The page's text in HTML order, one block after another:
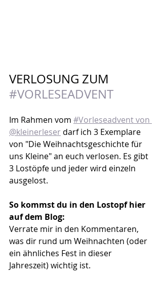
VERLOSUNG ZUM
#VORLESEADVENT
Im Rahmen vom #Vorleseadvent von
@kleinerleser darf ich 3 Exemplare
von "Die Weihnachtsgeschichte für
uns Kleine" an euch verlosen. Es gibt
3 Lostöpfe und jeder wird einzeln
ausgelost.
So kommst du in den Lostopf hier
auf dem Blog:
Verrate mir in den Kommentaren,
was dir rund um Weihnachten (oder
ein ähnliches Fest in dieser
Jahreszeit) wichtig ist.